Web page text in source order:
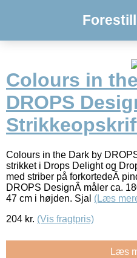
Colours in
DROPS
Colours in the Dark by
strikket i Drops Delight og
med striber på forkortedeÂ
DROPS DesignÂ måler ca.
47 cm i højden. Sjal (Læs
204 kr. (Vis fragtpris)
Læs